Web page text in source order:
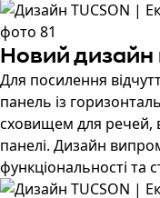
Новий дизайн
Для посилення
панель із
сховищем для речей,
панелі. Дизайн
функціональності та